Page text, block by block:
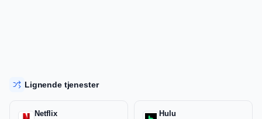
Lignende tjenester
Netflix Hulu